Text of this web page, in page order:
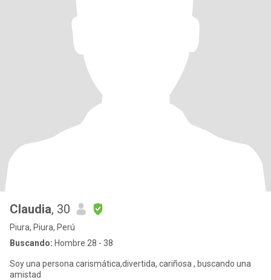
Claudia, 30
Piura, Piura, Perú
Buscando: Hombre 28 - 38
Soy una persona carismática,divertida, cariñosa , buscando una
amistad